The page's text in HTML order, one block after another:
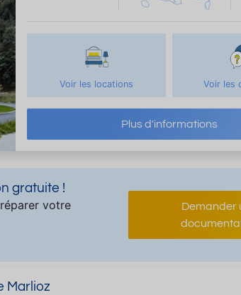
Voir les locations Voir les
Plus d'informations
gratuite !
votre
Demander
Marlioz